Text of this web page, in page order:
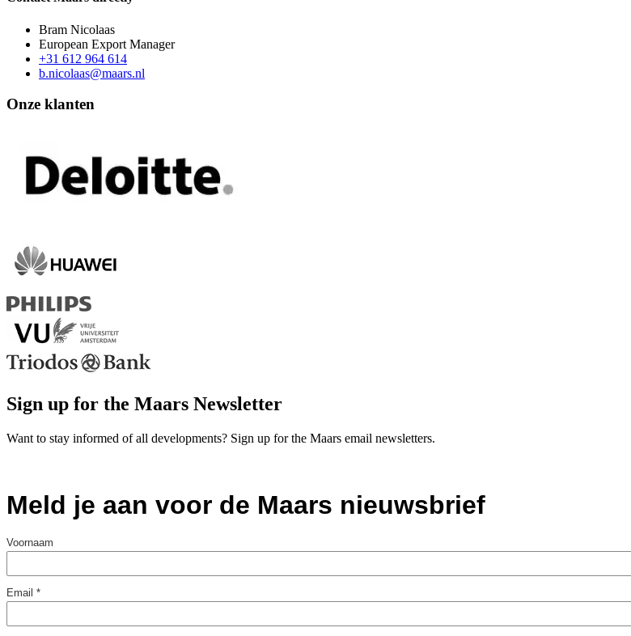
Bram Nicolaas
European Export Manager
+31 612 964 614
b.nicolaas@maars.nl
Onze klanten
Sign up for the Maars Newsletter
Want to stay informed of all developments? Sign up for the Maars email newsletters.